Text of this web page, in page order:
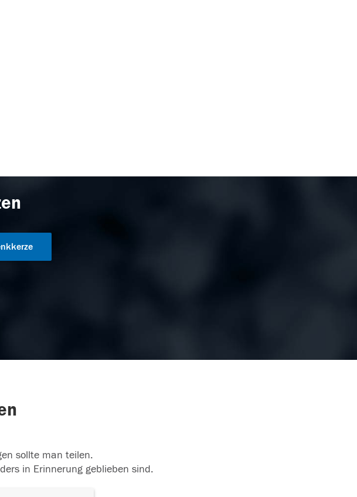
sollte man teilen.
in Erinnerung geblieben sind.